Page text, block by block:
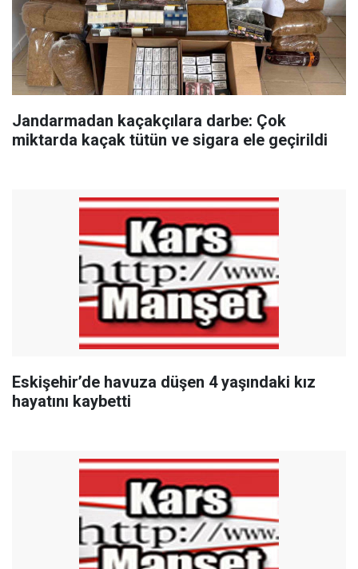
Jandarmadan kaçakçılara darbe: Çok
miktarda kaçak tütün ve sigara ele geçirildi
Eskişehir’de havuza düşen 4 yaşındaki kız
hayatını kaybetti